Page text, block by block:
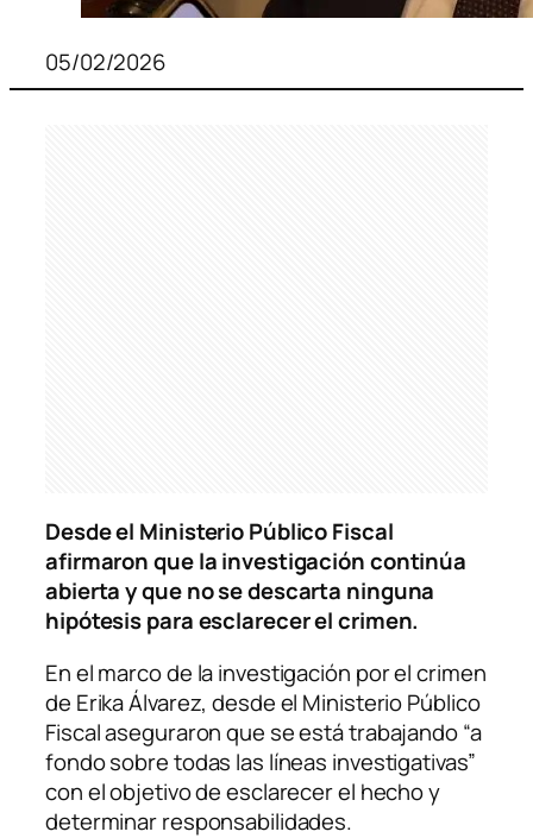
05/02/2026
Desde el Ministerio Público Fiscal
afirmaron que la investigación continúa
abierta y que no se descarta ninguna
hipótesis para esclarecer el crimen.
En el marco de la investigación por el crimen
de Erika Álvarez, desde el Ministerio Público
Fiscal aseguraron que se está trabajando “a
fondo sobre todas las líneas investigativas”
con el objetivo de esclarecer el hecho y
determinar responsabilidades.